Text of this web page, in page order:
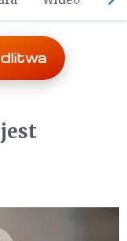
jest